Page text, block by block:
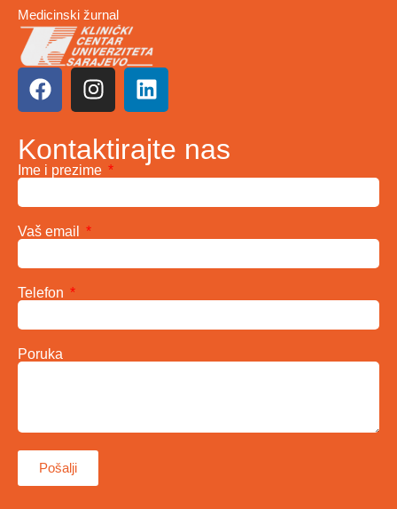
Medicinski žurnal
Kontaktirajte nas
Ime i prezime
Vaš email
Telefon
Poruka
Pošalji